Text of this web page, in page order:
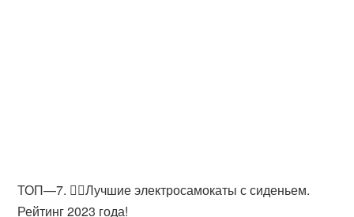
ТОП—7. 🏃‍♀️Лучшие электросамокаты с сиденьем.
Рейтинг 2023 года!